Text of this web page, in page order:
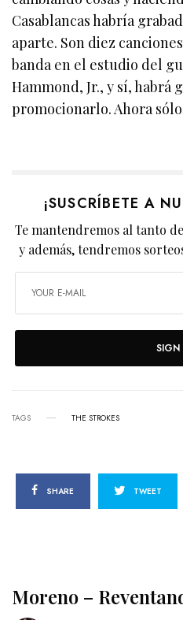
Casablancas habría
aparte. Son diez
banda en el estudio del
Hammond, Jr., y sí, habrá
promocionarlo. Ahora
¡SUSCRÍBETE A
Te mantendremos al tanto
y además, tendremos
SIGN
TAGS THE STROKES
SHARE TWEET
Moreno –